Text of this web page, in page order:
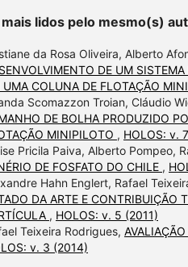
lidos pelo mesmo(s)
da Rosa Oliveira, Alberto
DE UM
UMA COLUNA DE FLOTAÇÃO
Scomazzon Troian, Cláudio
DE BOLHA PRODUZIDO
MINIPILOTO , HOLOS: v.
Pricila Paiva, Alberto Pompeo,
DE FOSFATO DO CHILE ,
Hahn Englert, Rafael
DA ARTE E CONTRIBUIÇÃO
, HOLOS: v. 5 (2011)
Teixeira Rodrigues,
v. 3 (2014)